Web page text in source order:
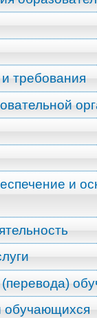
требования
и
обучающихся